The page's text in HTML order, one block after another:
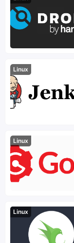
Linux
Linux
Linux